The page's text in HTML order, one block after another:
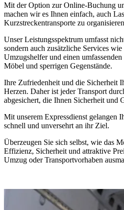
Mit der Option zur Online-Buchung
machen wir es Ihnen einfach, auch
Kurzstreckentransporte zu
Unser Leistungsspektrum umfasst
sondern auch zusätzliche Services
Umzugshelfer und einen
Möbel und sperrigen Gegenstände.
Ihre Zufriedenheit und die Sicherheit
Herzen. Daher ist jeder Transport
abgesichert, die Ihnen Sicherheit und
Mit unserem Expressdienst gelangen
schnell und unversehrt an ihr Ziel.
Überzeugen Sie sich selbst, wie das
Effizienz, Sicherheit und attraktive
Umzug oder Transportvorhaben